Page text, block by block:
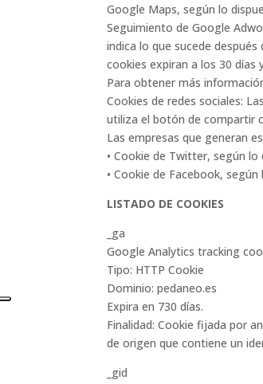
Google Maps, según lo
Seguimiento de Google
indica lo que sucede
cookies expiran a los 30
Para obtener más
Cookies de redes sociales:
utiliza el botón de compartir
Las empresas que generan
• Cookie de Twitter, según
• Cookie de Facebook,
LISTADO DE COOKIES
_ga
Google Analytics tracking
Tipo: HTTP Cookie
Dominio: pedaneo.es
Expira en 730 días.
Finalidad: Cookie fijada por
de origen que contiene un
_gid